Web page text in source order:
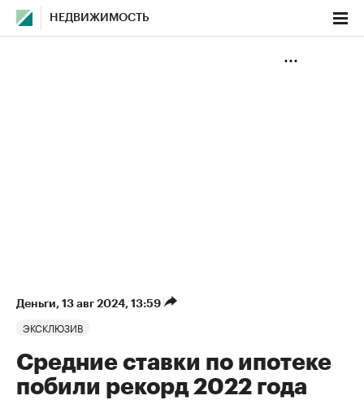
НЕДВИЖИМОСТЬ
Деньги⁠, 13 авг 2024, 13:59
ЭКСКЛЮЗИВ
Средние ставки по ипотеке
побили рекорд 2022 года